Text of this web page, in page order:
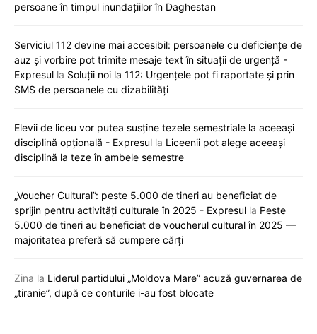
persoane în timpul inundațiilor în Daghestan
Serviciul 112 devine mai accesibil: persoanele cu deficiențe de
auz și vorbire pot trimite mesaje text în situații de urgență -
Expresul la Soluții noi la 112: Urgențele pot fi raportate și prin
SMS de persoanele cu dizabilități
Elevii de liceu vor putea susține tezele semestriale la aceeași
disciplină opțională - Expresul la Liceenii pot alege aceeași
disciplină la teze în ambele semestre
„Voucher Cultural”: peste 5.000 de tineri au beneficiat de
sprijin pentru activități culturale în 2025 - Expresul la Peste
5.000 de tineri au beneficiat de voucherul cultural în 2025 —
majoritatea preferă să cumpere cărți
Zina la Liderul partidului „Moldova Mare” acuză guvernarea de
„tiranie”, după ce conturile i-au fost blocate